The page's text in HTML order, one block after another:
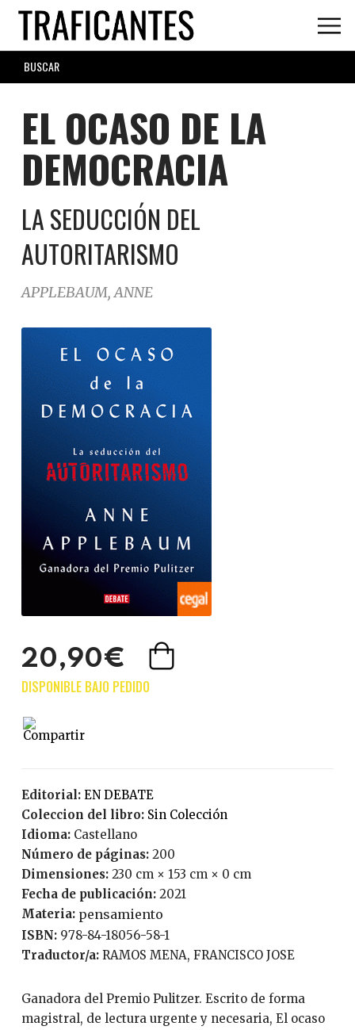
Skip
main
content
SEARCH
FORM
EL OCASO DE LA
DEMOCRACIA
LA SEDUCCIÓN DEL
AUTORITARISMO
APPLEBAUM, ANNE
20,90€
Editorial:
EN DEBATE
Coleccion del libro:
Sin Colección
Idioma:
Castellano
Número de páginas:
200
Dimensiones: 230 cm × 153 cm × 0 cm
Fecha de publicación:
2021
Materia: pensamiento
ISBN:
978-84-18056-58-1
Traductor/a:
RAMOS MENA, FRANCISCO JOSE
Ganadora del Premio Pulitzer. Escrito de forma
magistral, de lectura urgente y necesaria, El ocaso